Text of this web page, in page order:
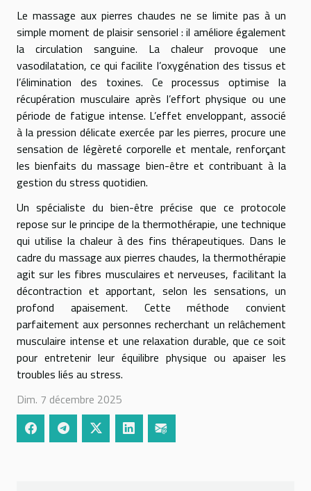
Le massage aux pierres chaudes ne se limite pas à un
simple moment de plaisir sensoriel : il améliore également
la circulation sanguine. La chaleur provoque une
vasodilatation, ce qui facilite l’oxygénation des tissus et
l’élimination des toxines. Ce processus optimise la
récupération musculaire après l’effort physique ou une
période de fatigue intense. L’effet enveloppant, associé
à la pression délicate exercée par les pierres, procure une
sensation de légèreté corporelle et mentale, renforçant
les bienfaits du massage bien-être et contribuant à la
gestion du stress quotidien.
Un spécialiste du bien-être précise que ce protocole
repose sur le principe de la thermothérapie, une technique
qui utilise la chaleur à des fins thérapeutiques. Dans le
cadre du massage aux pierres chaudes, la thermothérapie
agit sur les fibres musculaires et nerveuses, facilitant la
décontraction et apportant, selon les sensations, un
profond apaisement. Cette méthode convient
parfaitement aux personnes recherchant un relâchement
musculaire intense et une relaxation durable, que ce soit
pour entretenir leur équilibre physique ou apaiser les
troubles liés au stress.
Dim. 7 décembre 2025